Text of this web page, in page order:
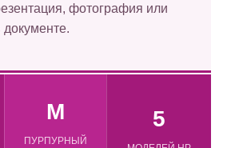
фотография или
документе.
M
ПУРПУРНЫЙ
5